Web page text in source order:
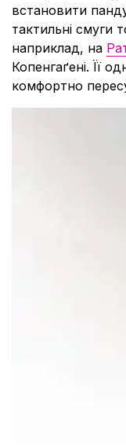
встановити
тактильні смуги
наприклад, на
Копенгаґені. Її
комфортно